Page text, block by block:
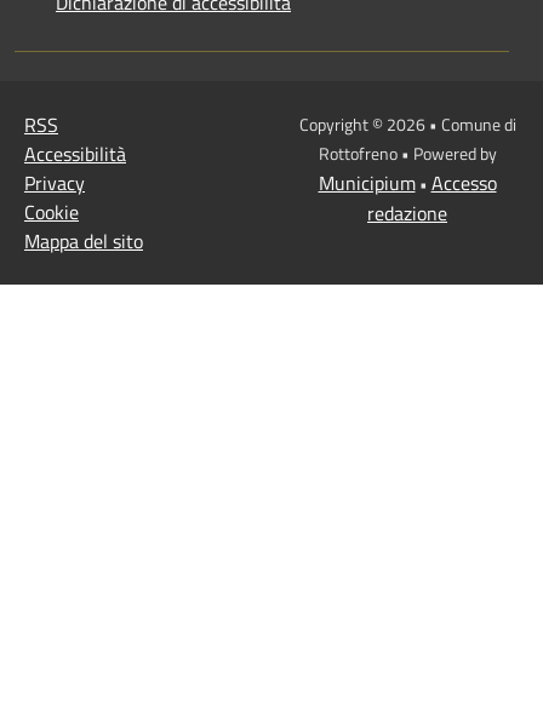
RSS
Accessibilità
Privacy
Cookie
Mappa del sito
Copyright © 2026 • Comune di
Rottofreno • Powered by
Municipium• Accesso
redazione